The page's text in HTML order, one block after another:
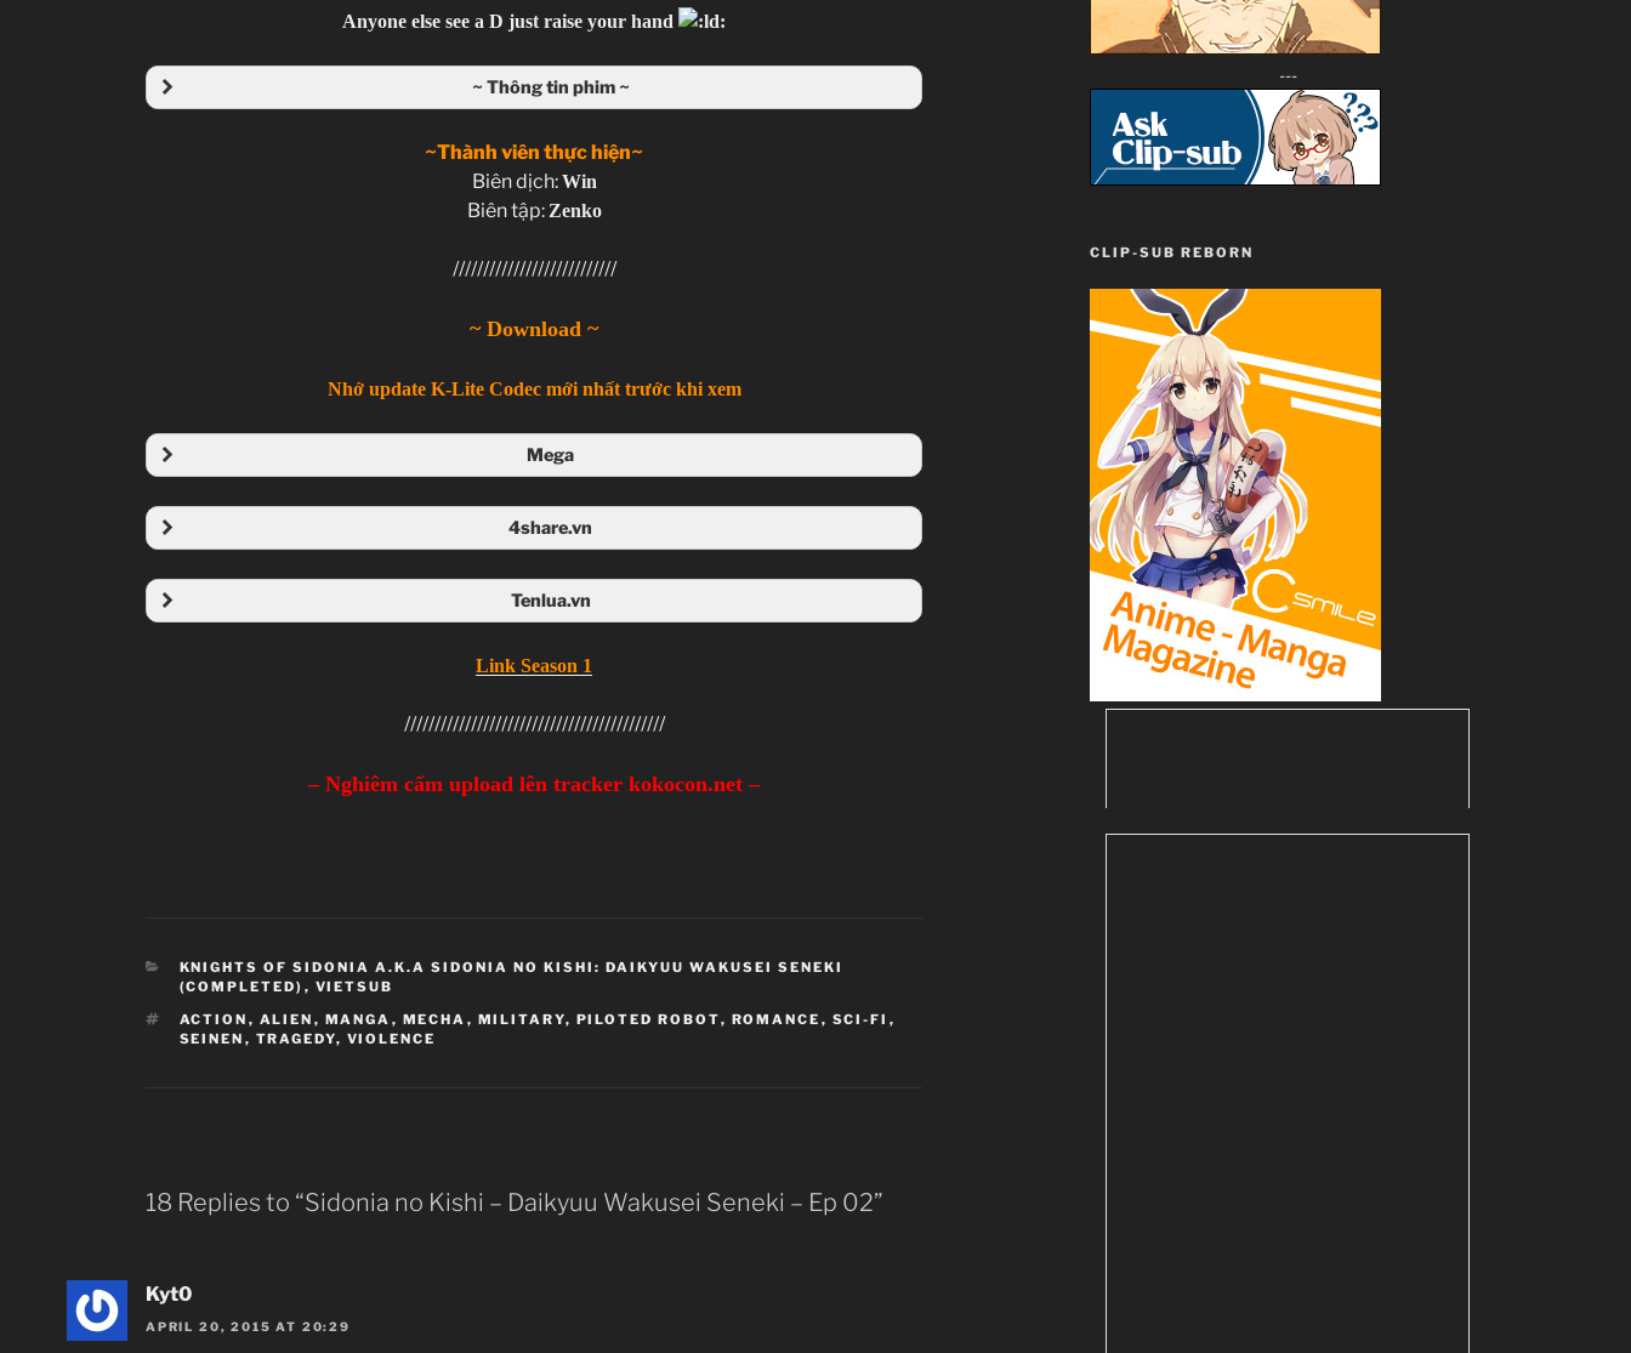
Anyone else see a D just raise your hand
~ Thông tin phim ~
Sidonia no Kishi: Daikyuu Wakusei Seneki
Knights of Sidonia: War of the Ninth Planet
~Thành viên thực hiện~
Biên dịch:Win
Biên tập:Zenko
///////////////////////////
~ Download ~
Nhớ update K-Lite Codec mới nhất trước khi xem
Mega
4share.vn
Tenlua.vn
Link Season 1
///////////////////////////////////////////
– Nghiêm cấm upload lên tracker kokocon.net –
CATEGORIES
KNIGHTS OF SIDONIA A.K.A SIDONIA NO KISHI: DAIKYUU WAKUSEI SENEKI
(COMPLETED) , VIETSUB
TAGS
ACTION , ALIEN , MANGA , MECHA , MILITARY, PILOTED ROBOT, ROMANCE , SCI-FI ,
SEINEN , TRAGEDY, VIOLENCE
18 Replies to “Sidonia no Kishi – Daikyuu Wakusei Seneki – Ep 02”
Kyt0
APRIL 20, 2015 AT 20:29
---
CLIP-SUB REBORN